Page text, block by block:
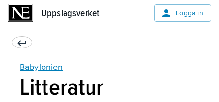
Uppslagsverket Logga in
Babylonien
Litteratur